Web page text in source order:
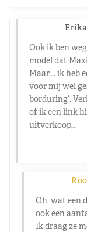
Erika
Ook ik ben
model dat
Maar…. ik heb
voor mij wel
borduring’.
of ik een link
uitverkoop…
Oh, wat een
ook een
Ik draag ze